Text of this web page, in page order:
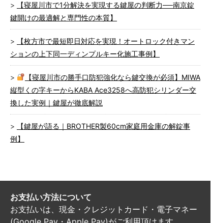
【寝屋川市で1分解決を実現する鍵屋の判断力──南京錠
鍵開けの最適解と専門性の本質】
【枚方市で最短即日対応を実現！オートロック付きマン
ションの上下同一ディンプルキー化施工事例】
【寝屋川市の勝手口防犯強化なら鍵交換が必須】MIWA
縦型くの字キーからKABA Ace3258へ高防犯シリンダー交
換した実例｜鍵屋が徹底解説
【鍵屋が語る｜BROTHER製60cm家庭用金庫の解錠事
例】
お支払い方法について
お支払いは、現金・クレジットカード・電子マネー